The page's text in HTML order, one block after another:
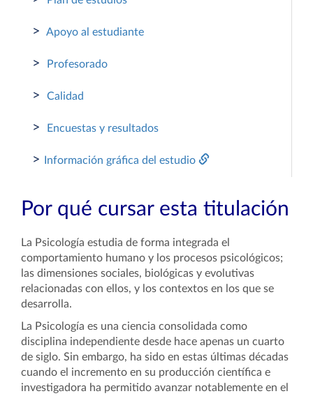
> Apoyo al estudiante
> Profesorado
> Calidad
> Encuestas y resultados
> Información gráfica del estudio
Por qué cursar esta titulación
La Psicología estudia de forma integrada el
comportamiento humano y los procesos psicológicos;
las dimensiones sociales, biológicas y evolutivas
relacionadas con ellos, y los contextos en los que se
desarrolla.
La Psicología es una ciencia consolidada como
disciplina independiente desde hace apenas un cuarto
de siglo. Sin embargo, ha sido en estas últimas décadas
cuando el incremento en su producción científica e
investigadora ha permitido avanzar notablemente en el